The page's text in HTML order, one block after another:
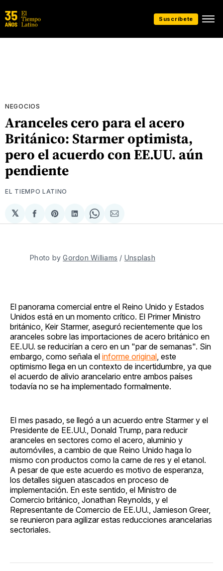
Suscríbete
NEGOCIOS
Aranceles cero para el acero
Británico: Starmer optimista,
pero el acuerdo con EE.UU. aún
pendiente
EL TIEMPO LATINO
𝕏
Compartir
en
Share
on
Compartir
en
Share
on
Compartir
via
Photo by Gordon Williams / Unsplash
El panorama comercial entre el Reino Unido y Estados
Unidos está en un momento crítico. El Primer Ministro
británico, Keir Starmer, aseguró recientemente que los
aranceles sobre las importaciones de acero británico en
EE.UU. se reducirían a cero en un "par de semanas". Sin
embargo, como señala el informe original , este
optimismo llega en un contexto de incertidumbre, ya que
el acuerdo de alivio arancelario entre ambos países
todavía no se ha implementado formalmente.
El mes pasado, se llegó a un acuerdo entre Starmer y el
Presidente de EE.UU., Donald Trump, para reducir
aranceles en sectores como el acero, aluminio y
automóviles, a cambio de que Reino Unido haga lo
mismo con productos como la carne de res y el etanol.
A pesar de que este acuerdo es motivo de esperanza,
los detalles siguen atascados en proceso de
implementación. En este sentido, el Ministro de
Comercio británico, Jonathan Reynolds, y el
Representante de Comercio de EE.UU., Jamieson Greer,
se reunieron para agilizar estas reducciones arancelarias
sectoriales.